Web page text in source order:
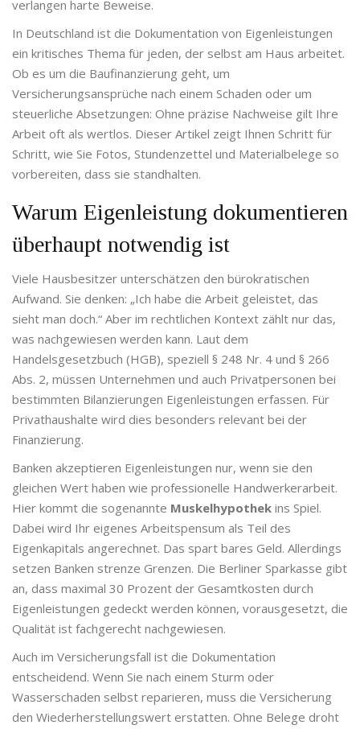
verlangen harte Beweise.
In Deutschland ist die Dokumentation von Eigenleistungen
ein kritisches Thema für jeden, der selbst am Haus arbeitet.
Ob es um die Baufinanzierung geht, um
Versicherungsansprüche nach einem Schaden oder um
steuerliche Absetzungen: Ohne präzise Nachweise gilt Ihre
Arbeit oft als wertlos. Dieser Artikel zeigt Ihnen Schritt für
Schritt, wie Sie Fotos, Stundenzettel und Materialbelege so
vorbereiten, dass sie standhalten.
Warum Eigenleistung dokumentieren
überhaupt notwendig ist
Viele Hausbesitzer unterschätzen den bürokratischen
Aufwand. Sie denken: „Ich habe die Arbeit geleistet, das
sieht man doch.“ Aber im rechtlichen Kontext zählt nur das,
was nachgewiesen werden kann. Laut dem
Handelsgesetzbuch (HGB), speziell § 248 Nr. 4 und § 266
Abs. 2, müssen Unternehmen und auch Privatpersonen bei
bestimmten Bilanzierungen Eigenleistungen erfassen. Für
Privathaushalte wird dies besonders relevant bei der
Finanzierung.
Banken akzeptieren Eigenleistungen nur, wenn sie den
gleichen Wert haben wie professionelle Handwerkerarbeit.
Hier kommt die sogenannte Muskelhypothek ins Spiel.
Dabei wird Ihr eigenes Arbeitspensum als Teil des
Eigenkapitals angerechnet. Das spart bares Geld. Allerdings
setzen Banken strenze Grenzen. Die Berliner Sparkasse gibt
an, dass maximal 30 Prozent der Gesamtkosten durch
Eigenleistungen gedeckt werden können, vorausgesetzt, die
Qualität ist fachgerecht nachgewiesen.
Auch im Versicherungsfall ist die Dokumentation
entscheidend. Wenn Sie nach einem Sturm oder
Wasserschaden selbst reparieren, muss die Versicherung
den Wiederherstellungswert erstatten. Ohne Belege droht